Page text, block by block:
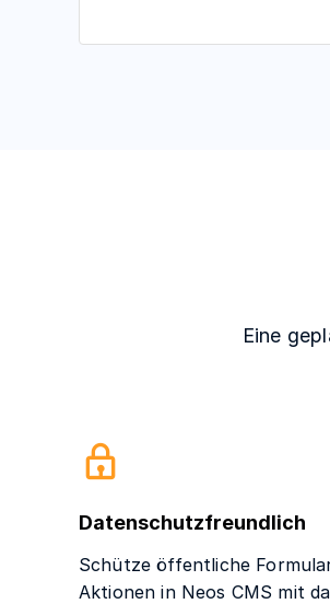
Eine
Datenschutzfreundlich
Schütze öffentliche
Aktionen in Neos CMS mit